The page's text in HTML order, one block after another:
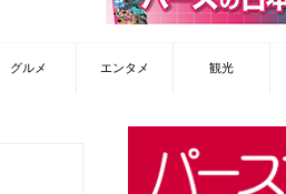
グルメ エンタメ 観光